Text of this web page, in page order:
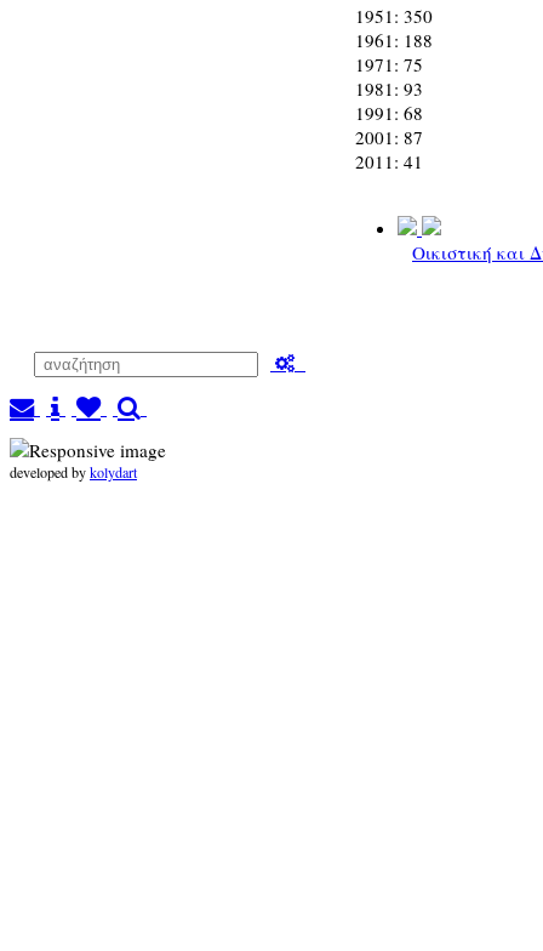
1951: 350
1961: 188
1971: 75
1981: 93
1991: 68
2001: 87
2011: 41
Οικιστική και
developed bykolydart